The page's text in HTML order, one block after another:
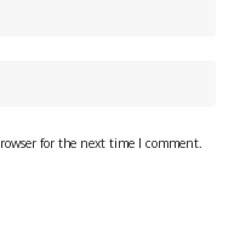
for the next time I comment.